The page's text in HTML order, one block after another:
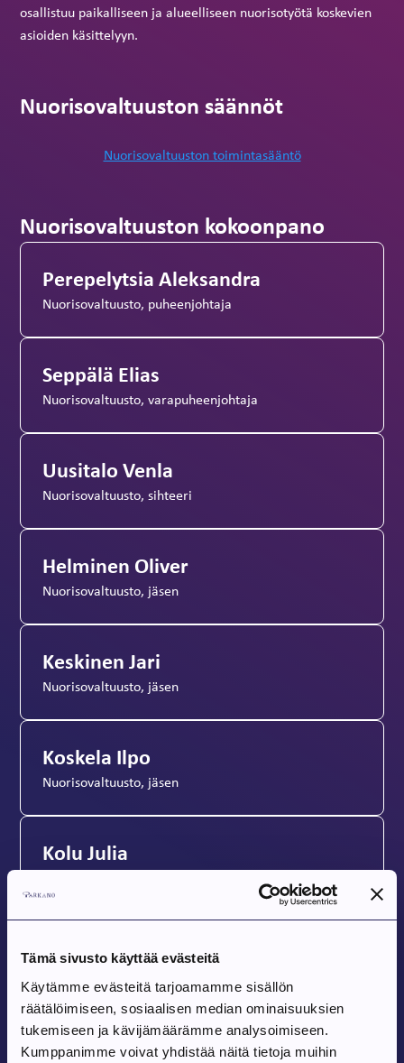
Tämä sivusto käyttää evästeitä
Käytämme evästeitä tarjoamamme sisällön
räätälöimiseen, sosiaalisen median ominaisuuksien
tukemiseen ja kävijämäärämme analysoimiseen.
Kumppanimme voivat yhdistää näitä tietoja muihin
osallistuu paikalliseen ja alueelliseen nuorisotyötä koskevien
asioiden käsittelyyn.
Nuorisovaltuuston säännöt
Nuorisovaltuuston toimintasääntö
Nuorisovaltuuston kokoonpano
Perepelytsia Aleksandra
Nuorisovaltuusto, puheenjohtaja
Seppälä Elias
Nuorisovaltuusto, varapuheenjohtaja
Uusitalo Venla
Nuorisovaltuusto, sihteeri
Helminen Oliver
Nuorisovaltuusto, jäsen
Keskinen Jari
Nuorisovaltuusto, jäsen
Koskela Ilpo
Nuorisovaltuusto, jäsen
Kolu Julia
Podust Evelina
Valli Joona